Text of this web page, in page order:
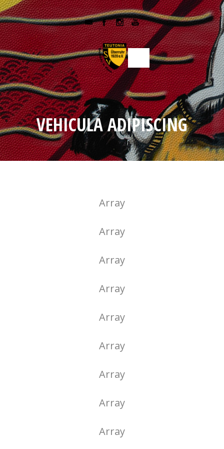
VEHICULA ADIPISCING
Array
Array
Array
Array
Array
Array
Array
Array
Array